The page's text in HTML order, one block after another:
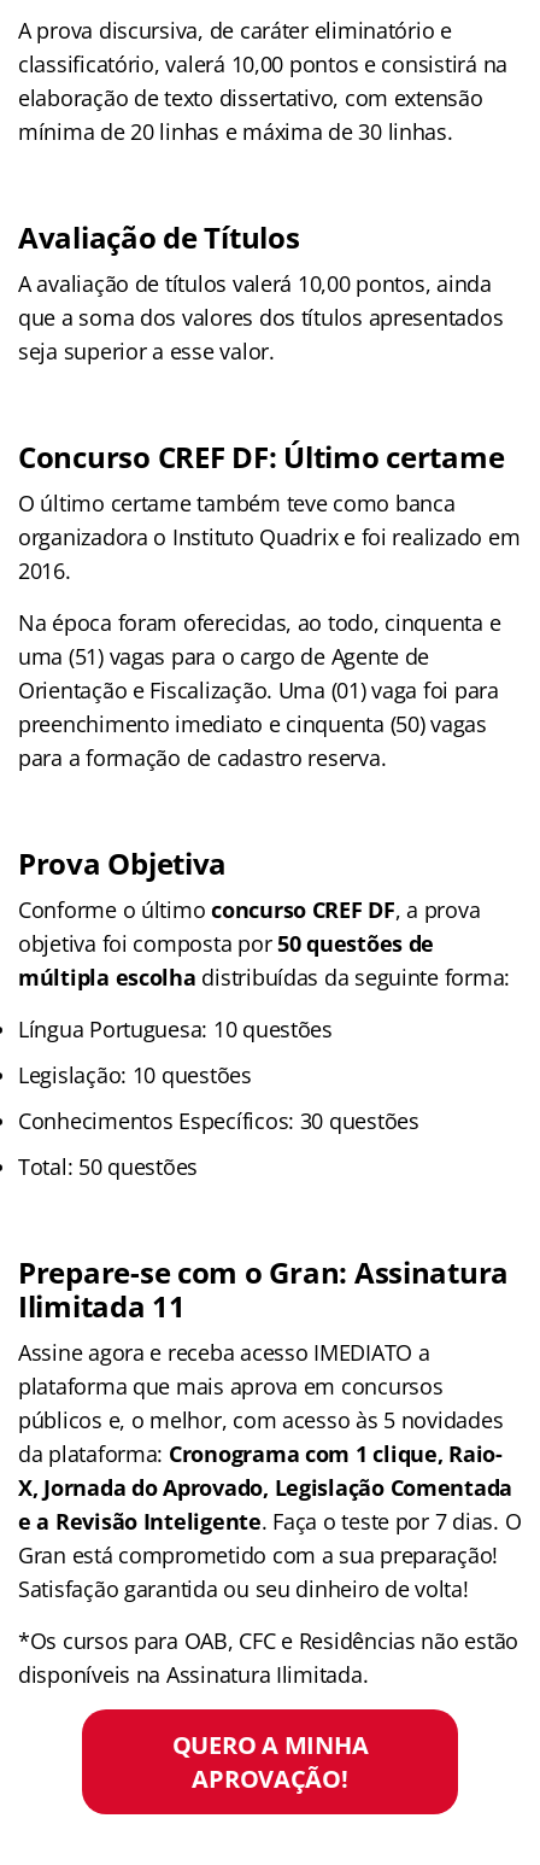
A prova discursiva, de caráter eliminatório e
classificatório, valerá 10,00 pontos e consistirá na
elaboração de texto dissertativo, com extensão
mínima de 20 linhas e máxima de 30 linhas.
Avaliação de Títulos
A avaliação de títulos valerá 10,00 pontos, ainda
que a soma dos valores dos títulos apresentados
seja superior a esse valor.
Concurso CREF DF: Último certame
O último certame também teve como banca
organizadora o Instituto Quadrix e foi realizado em
2016.
Na época foram oferecidas, ao todo, cinquenta e
uma (51) vagas para o cargo de Agente de
Orientação e Fiscalização. Uma (01) vaga foi para
preenchimento imediato e cinquenta (50) vagas
para a formação de cadastro reserva.
Prova Objetiva
Conforme o últimoconcurso CREF DF, a prova
objetiva foi composta por50 questões de
múltipla escolha distribuídas da seguinte forma:
Língua Portuguesa: 10 questões
Legislação: 10 questões
Conhecimentos Específicos: 30 questões
Total: 50 questões
Prepare-se com o Gran: Assinatura
Ilimitada 11
Assine agora e receba acesso IMEDIATO a
plataforma que mais aprova em concursos
públicos e, o melhor, com acesso às 5 novidades
da plataforma: Cronograma com 1 clique, Raio-
X, Jornada do Aprovado, Legislação Comentada
e a Revisão Inteligente. Faça o teste por 7 dias. O
Gran está comprometido com a sua preparação!
Satisfação garantida ou seu dinheiro de volta!
*Os cursos para OAB, CFC e Residências não estão
disponíveis na Assinatura Ilimitada.
QUERO A MINHA
APROVAÇÃO!